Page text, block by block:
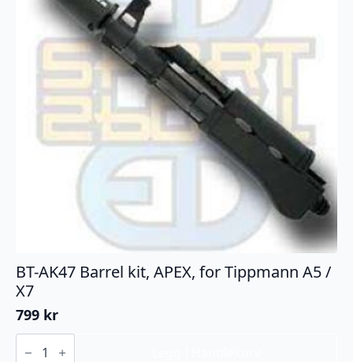
BT-AK47 Barrel kit, APEX, for Tippmann A5 /
X7
799 kr
BT-
AK47